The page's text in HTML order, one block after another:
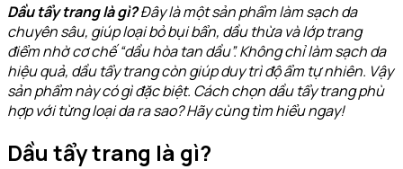
Dầu tẩy trang là gì?Đây là một sản phẩm làm sạch da
chuyên sâu, giúp loại bỏ bụi bẩn, dầu thừa và lớp trang
điểm nhờ cơ chế “dầu hòa tan dầu”. Không chỉ làm sạch da
hiệu quả, dầu tẩy trang còn giúp duy trì độ ẩm tự nhiên. Vậy
sản phẩm này có gì đặc biệt. Cách chọn dầu tẩy trang phù
hợp với từng loại da ra sao? Hãy cùng tìm hiểu ngay!
Dầu tẩy trang là gì?